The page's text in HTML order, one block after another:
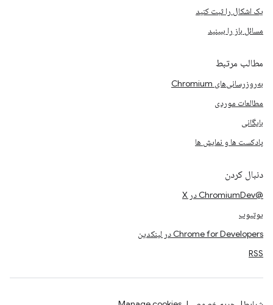
یک اشکال را ثبت کنید
مسائل باز را ببینید
مطالب مرتبط
به‌روزرسانی‌های Chromium
مطالعات موردی
بایگانی
پادکست ها و نمایش ها
دنبال کردن
@ChromiumDev در X
یوتیوب
Chrome for Developers در لینکدین
RSS